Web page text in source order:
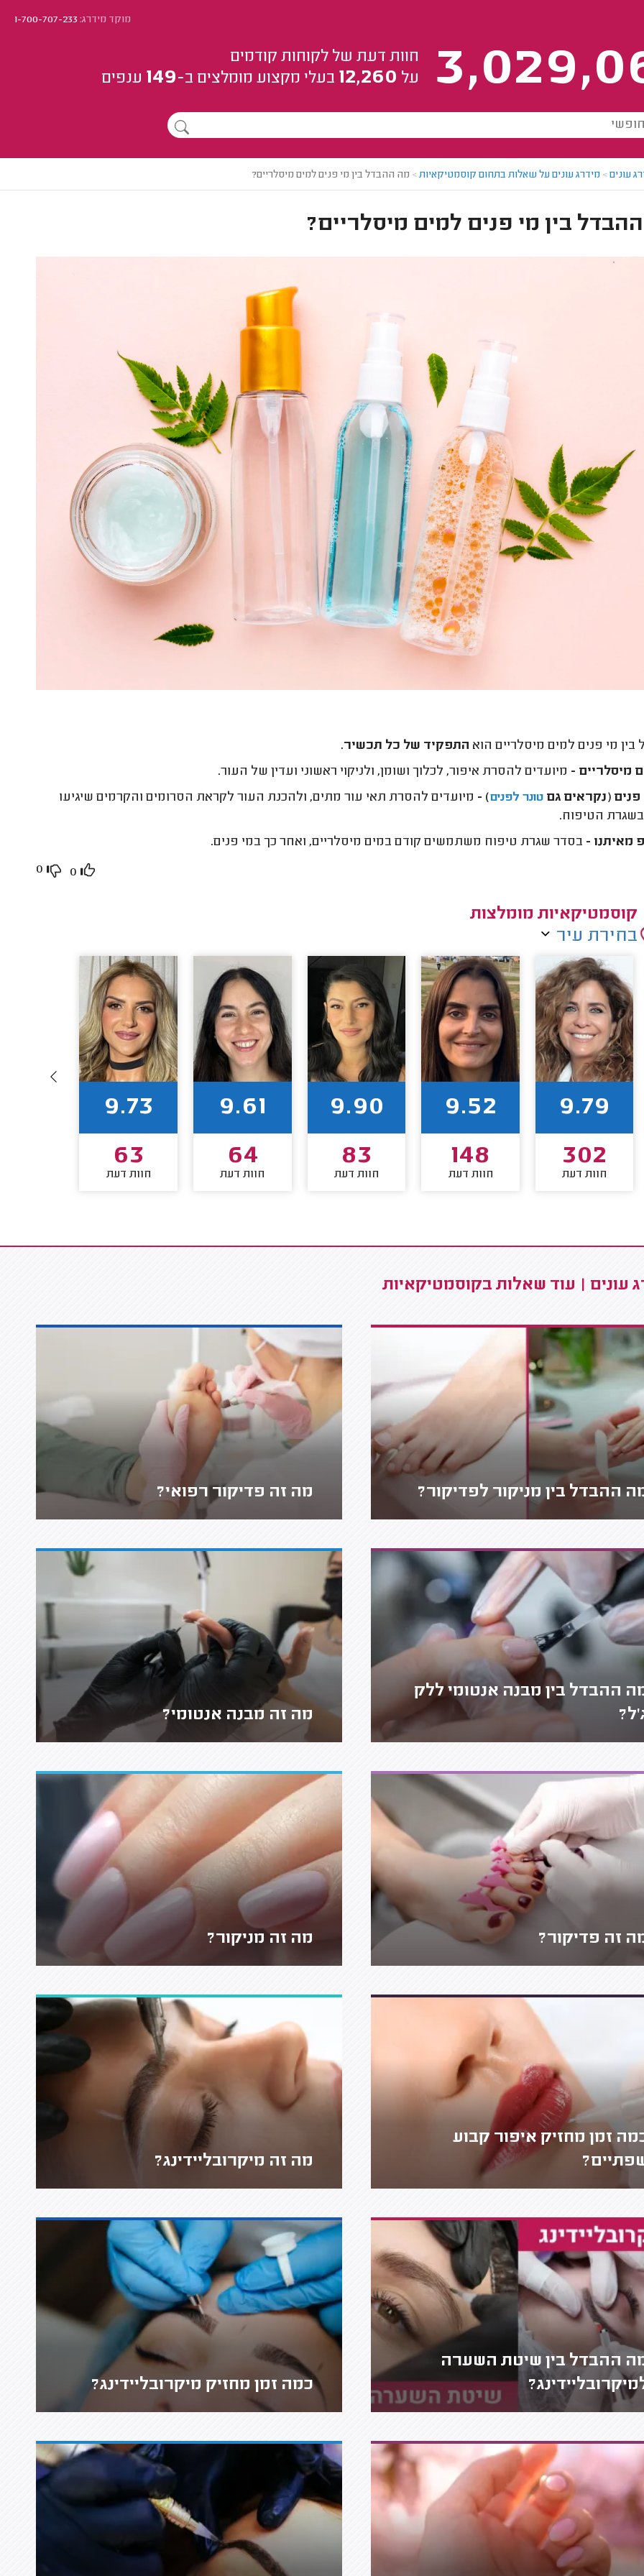
מוקד מידרג:1-700-707-233
חוות דעת של לקוחות קודמים
על 12,260 בעלי מקצוע מומלצים ב-149 ענפים
עונים> מידרג עונים על שאלות בתחום קוסמטיקאיות> מה ההבדל בין מי פנים למים מיסלריים?
בין מי פנים למים מיסלריים?
מי פנים למים מיסלריים הוא התפקיד של כל תכשיר.
מיסלריים - מיועדים להסרת איפור, לכלוך ושומן, ולניקוי ראשוני ועדין של העור.
(נקראים גם טונר לפנים) - מיועדים להסרת תאי עור מתים, ולהכנת העור לקראת הסרומים והקרמים שיגיעו
בשגרת הטיפוח.
מאיתנו - בסדר שגרת טיפוח משתמשים קודם במים מיסלריים, ואחר כך במי פנים.
0
0
קוסמטיקאיות מומלצות
בחירת עיר
9.79
302
חוות דעת
9.52
148
חוות דעת
9.90
83
חוות דעת
9.61
64
חוות דעת
9.73
63
חוות דעת
עונים | עוד שאלות בקוסמטיקאיות
ההבדל בין מניקור לפדיקור? מה זה פדיקור רפואי?
ההבדל בין מבנה אנטומי ללק
מה זה מבנה אנטומי?
זה פדיקור? מה זה מניקור?
זמן מחזיק איפור קבוע
מה זה מיקרובליידינג?
ההבדל בין שיטת השערה
כמה זמן מחזיק מיקרובליידינג?